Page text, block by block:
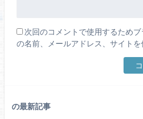
次回のコメントで使用するため
の名前、メールアドレス、サイトを
の最新記事